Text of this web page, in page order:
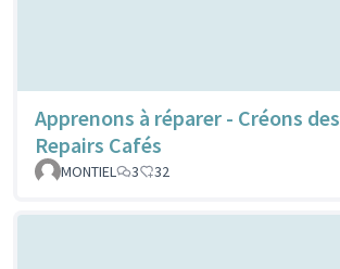
Apprenons à réparer - Créons des
Repairs Cafés
MONTIEL 3 32